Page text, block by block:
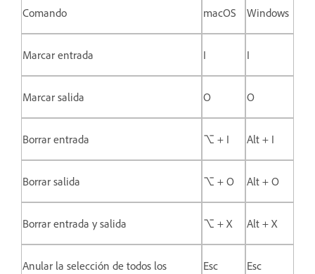
Comando macOS Windows
Marcar entrada I I
Marcar salida O O
Borrar entrada ⌥ + I Alt + I
Borrar salida ⌥ + O Alt + O
Borrar entrada y salida ⌥ + X Alt + X
Anular la selección de todos los
Esc Esc